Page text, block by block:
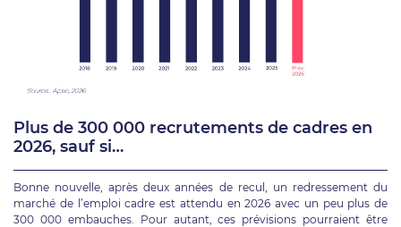
Plus de 300 000 recrutements de cadres en
2026, sauf si…
Bonne nouvelle, après deux années de recul, un redressement du
marché de l’emploi cadre est attendu en 2026 avec un peu plus de
300 000 embauches. Pour autant, ces prévisions pourraient être